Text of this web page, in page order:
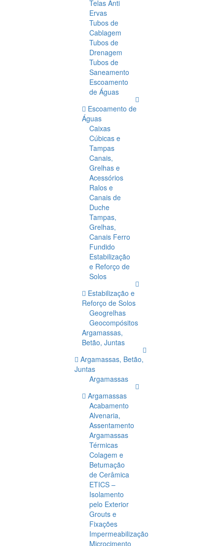
Telas Anti
Ervas
Tubos de
Cablagem
Tubos de
Drenagem
Tubos de
Saneamento
Escoamento
de Águas
Escoamento de
Águas
Caixas
Cúbicas e
Tampas
Canais,
Grelhas e
Acessórios
Ralos e
Canais de
Duche
Tampas,
Grelhas,
Canais Ferro
Fundido
Estabilização
e Reforço de
Solos
Estabilização e
Reforço de Solos
Geogrelhas
Geocompósitos
Argamassas,
Betão, Juntas
Argamassas, Betão,
Juntas
Argamassas
Argamassas
Acabamento
Alvenaria,
Assentamento
Argamassas
Térmicas
Colagem e
Betumação
de Cerâmica
ETICS –
Isolamento
pelo Exterior
Grouts e
Fixações
Impermeabilização
Microcimento